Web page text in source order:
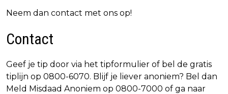
Neem dan contact met ons op!
Contact
Geef je tip door via het tipformulier of bel de gratis
tiplijn op 0800-6070. Blijf je liever anoniem? Bel dan
Meld Misdaad Anoniem op 0800-7000 of ga naar